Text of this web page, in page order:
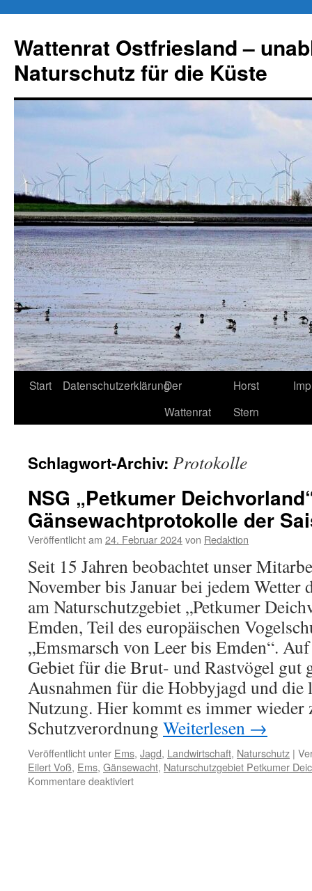
springen
Wattenrat Ostfriesland –
Naturschutz für die Küste
Start DatenschutzerklärungDer
Wattenrat
Horst
Stern
Schlagwort-Archiv: Protokolle
NSG „Petkumer
Gänsewachtprotokolle der
Veröffentlicht am 24. Februar 2024von Redaktion
Seit 15 Jahren beobachtet unser
November bis Januar bei jedem Wetter
am Naturschutzgebiet „Petkumer
Emden, Teil des europäischen
„Emsmarsch von Leer bis Emden“.
Gebiet für die Brut- und Rastvögel gut
Ausnahmen für die Hobbyjagd und
Nutzung. Hier kommt es immer wieder
Schutzverordnung Weiterlesen →
Veröffentlicht unter Ems, Jagd, Landwirtschaft, Naturschutz |
Eilert Voß, Ems, Gänsewacht, Naturschutzgebiet Petkumer
Kommentare deaktiviertfür